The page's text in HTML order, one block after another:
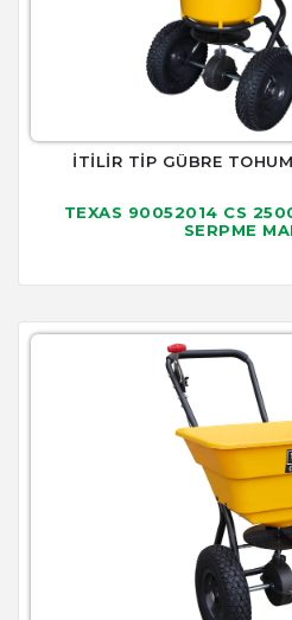
İTİLİR TİP GÜBRE
TEXAS 90052014 CS
SERPME